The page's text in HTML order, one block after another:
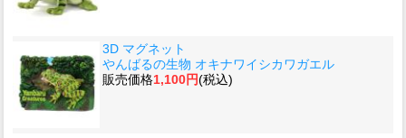
3D マグネット
やんばるの生物 オキナワイシカワガエル
販売価格1,100円(税込)